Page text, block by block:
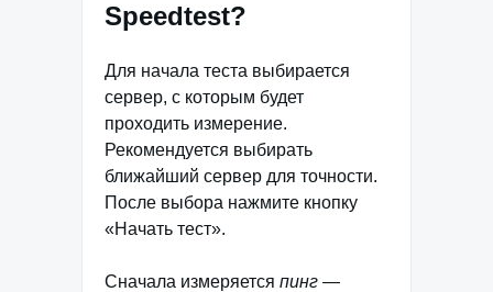
Speedtest?
Для начала теста выбирается
сервер, с которым будет
проходить измерение.
Рекомендуется выбирать
ближайший сервер для точности.
После выбора нажмите кнопку
«Начать тест».
Сначала измеряется пинг —